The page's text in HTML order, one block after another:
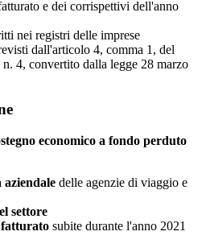
e dei corrispettivi dell'anno
nei registri delle imprese
dall'articolo 4, comma 1, del
4, convertito dalla legge 28 marzo
economico a fondo perduto
delle agenzie di viaggio e
settore
subite durante l'anno 2021